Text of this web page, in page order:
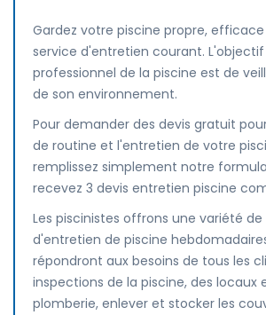
Gardez votre piscine propre,
service d'entretien courant.
professionnel de la piscine est de
de son environnement.
Pour demander des devis gratuit
de routine et l'entretien de votre
remplissez simplement notre
recevez 3 devis entretien piscine
Les piscinistes offrons une variété
d'entretien de piscine
répondront aux besoins de tous les
inspections de la piscine, des locaux
plomberie, enlever et stocker les